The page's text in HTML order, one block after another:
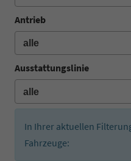
Antrieb
Ausstattungslinie
In Ihrer aktuellen
Fahrzeuge: